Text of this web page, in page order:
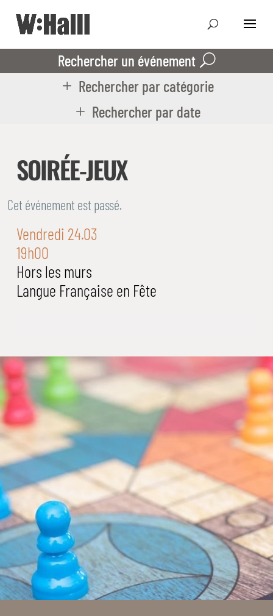
Rechercher un événement
Rechercher par catégorie
Rechercher par date
SOIRÉE-JEUX
Cet événement est passé.
Vendredi 24.03
19h00
Hors les murs
Langue Française en Fête